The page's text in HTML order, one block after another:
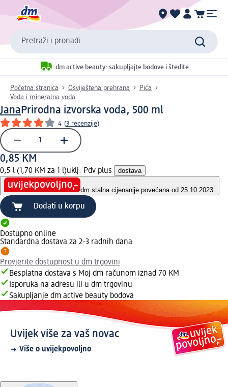
Pretraži i pronađi
dm active beauty: sakupljajte bodove i štedite
Početna stranica Osviještena prehrana
Pića
Voda i mineralna voda
JanaPrirodna izvorska voda, 500 ml
4 (3 recenzije)
0,85 KM
0,5 l (1,70 KM za 1 l)uklj. Pdv plus dostava
dm stalna cijenanije povećana od 25.10.2023.
Dodati u korpu
Dostupno online
Standardna dostava za 2-3 radnih dana
Provjerite dostupnost u dm trgovini
Besplatna dostava s Moj dm računom iznad 70 KM
Isporuka na adresu ili u dm trgovinu
Sakupljanje dm active beauty bodova
Uvijek više za vaš novac
Više o uvijekpovoljno